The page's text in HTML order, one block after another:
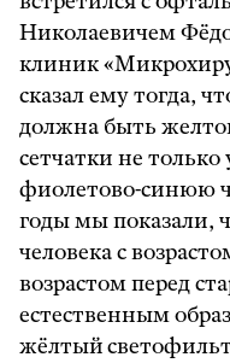
Николаевичем
клиник
сказал ему тогда,
должна быть
сетчатки не
фиолетово-синюю
годы мы показали,
человека с
возрастом перед
естественным
жёлтый